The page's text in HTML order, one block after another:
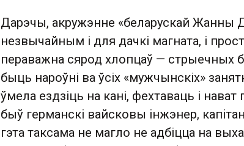
Дарэчы, акружэнне «беларускай Жанны
незвычайным і для дачкі магната, і
пераважна сярод хлопцаў — стрыечных
быць нароўні ва ўсіх «мужчынскіх»
ўмела ездзіць на кані, фехтаваць і
быў германскі вайсковы інжэнер, капітан
гэта таксама не магло не адбіцца на